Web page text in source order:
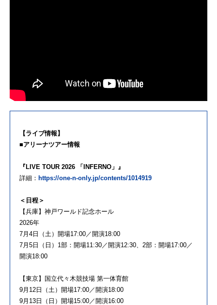
【ライブ情報】
■アリーナツアー情報
『LIVE TOUR 2026 「INFERNO」』
詳細： https://one-n-only.jp/contents/1014919
＜日程＞
【兵庫】神戸ワールド記念ホール
2026年
7月4日（土）開場17:00／開演18:00
7月5日（日）1部：開場11:30／開演12:30、2部：開場17:00／
開演18:00
【東京】国立代々木競技場 第一体育館
9月12日（土）開場17:00／開演18:00
9月13日（日）開場15:00／開演16:00